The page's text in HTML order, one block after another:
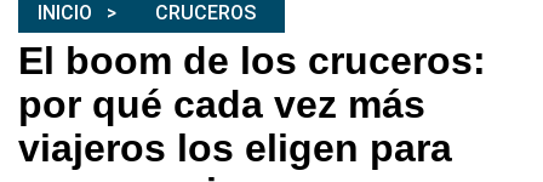
INICIO CRUCEROS
El boom de los cruceros:
por qué cada vez más
viajeros los eligen para